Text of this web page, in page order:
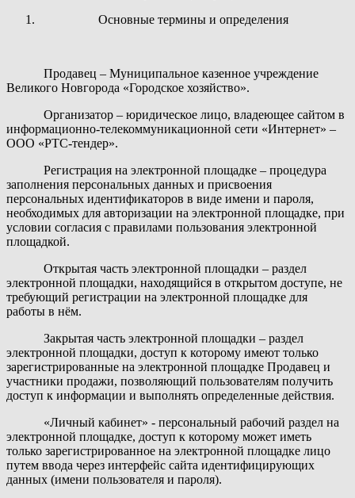
Основные термины и определения
Продавец– Муниципальное казенное учреждение
Великого Новгорода «Городское хозяйство».
Организатор – юридическое лицо, владеющее сайтом в
информационно-телекоммуникационной сети «Интернет» –
ООО «РТС-тендер».
Регистрация на электронной площадке – процедура
заполнения персональных данных и присвоения
персональных идентификаторов в виде имени и пароля,
необходимых для авторизации на электронной площадке, при
условии согласия с правилами пользования электронной
площадкой.
Открытая часть электронной площадки – раздел
электронной площадки, находящийся в открытом доступе, не
требующий регистрации на электронной площадке для
работы в нём.
Закрытая часть электронной площадки – раздел
электронной площадки, доступ к которому имеют только
зарегистрированные на электронной площадке Продавец и
участники продажи, позволяющий пользователям получить
доступ к информации и выполнять определенные действия.
«Личный кабинет» - персональный рабочий раздел на
электронной площадке, доступ к которому может иметь
только зарегистрированное на электронной площадке лицо
путем ввода через интерфейс сайта идентифицирующих
данных (имени пользователя и пароля).